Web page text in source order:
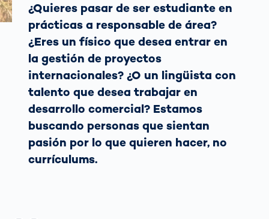
¿Quieres pasar de ser estudiante en
prácticas a responsable de área?
¿Eres un físico que desea entrar en
la gestión de proyectos
internacionales? ¿O un lingüista con
talento que desea trabajar en
desarrollo comercial? Estamos
buscando personas que sientan
pasión por lo que quieren hacer, no
currículums.